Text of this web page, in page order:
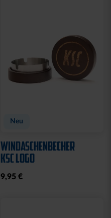
Neu
WINDASCHENBECHER
KSC LOGO
9,95 €